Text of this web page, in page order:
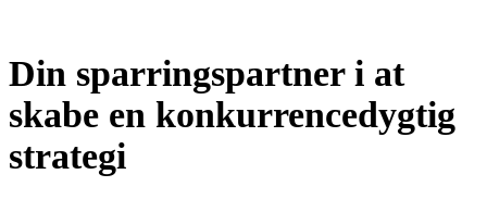
Din sparringspartner i at
skabe en konkurrencedygtig
strategi